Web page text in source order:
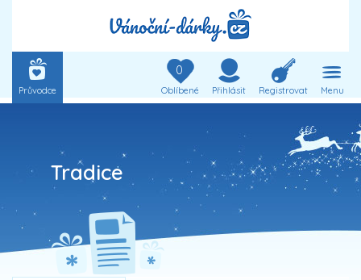
Průvodce
0
Oblíbené Přihlásit Registrovat Menu
Tradice